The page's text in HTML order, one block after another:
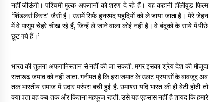
कुमार प्रशांत को मातृशोक
3 years ago
नहीं जीऊंगी। पश्चिमी मुल्क अफगानों को शरण दे रहे हैं। यह कहानी हॉलीवुड फिल्म
‘शिंडलर्स लिस्ट’ जैसी है। उसमें सिर्फ हुनरमंद यहूदियों को ले जाया जाता है। मेरे जेहन
में वे मासूम चेहरे चीख रहे हैं, जिन्हें ले जाने वाला कोई नहीं है। वे बंदूकों के साये में पीछे
छूट गये हैं।’
भारत की तुलना अफगानिस्तान से नहीं की जा सकती. मगर इसका श्रेय देश की मौजूदा
सत्तारूढ़ जमात को नहीं जाता. गनीमत है कि इस जमात के उलट प्रयासों के बावजूद अब
तक भारतीय समाज में उदार परंपरा बची हुई है. उमायरा यदि भारत की ही बेटी होती तो
क्या पता वह कब तक और कितना महफूज रहती. उसे यह एहसास नहीं है शायद कि हमारे